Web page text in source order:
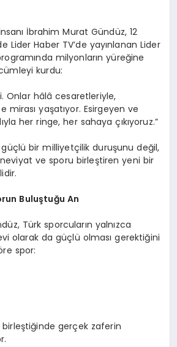
İbrahim Murat Gündüz, 12
Lider Haber TV’de yayınlanan Lider
milyonların yüreğine
kurdu:
Onlar hâlâ cesaretleriyle,
mirası yaşatıyor. Esirgeyen ve
her ringe, her sahaya çıkıyoruz.”
güçlü bir milliyetçilik duruşunu değil,
ve sporu birleştiren yeni bir
Buluştuğu An
Türk sporcuların yalnızca
olarak da güçlü olması gerektiğini
spor:
gerçek zaferin